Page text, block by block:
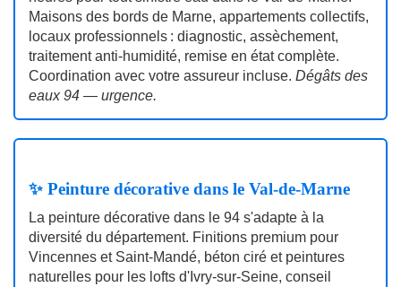
Maisons des bords de Marne, appartements collectifs,
locaux professionnels : diagnostic, assèchement,
traitement anti‑humidité, remise en état complète.
Coordination avec votre assureur incluse. Dégâts des
eaux 94 — urgence.
✨ Peinture décorative dans le Val-de-Marne
La peinture décorative dans le 94 s'adapte à la
diversité du département. Finitions premium pour
Vincennes et Saint‑Mandé, béton ciré et peintures
naturelles pour les lofts d'Ivry‑sur‑Seine, conseil